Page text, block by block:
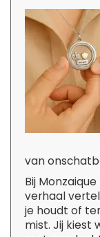
van
Bij
verhaal
je houdt of
mist. Jij kiest